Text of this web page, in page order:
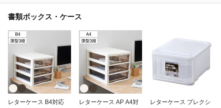
書類ボックス・ケース
レターケース B4対応
レターケース AP A4対
レターケース プレクシ